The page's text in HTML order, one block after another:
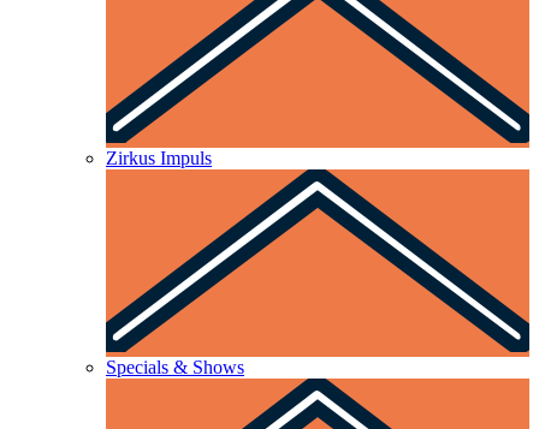
Zirkus Impuls
Specials & Shows